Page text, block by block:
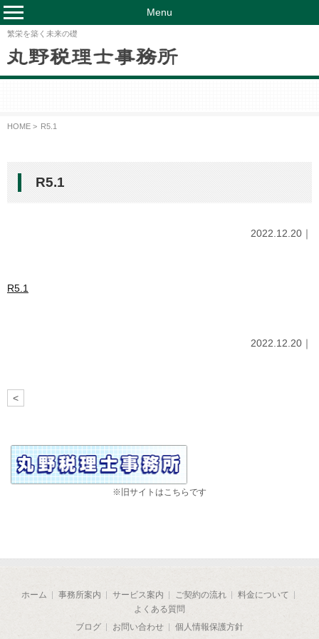
繁栄を築く未来の礎
Menu
HOME > R5.1
R5.1
2022.12.20｜
R5.1
2022.12.20｜
<
※旧サイトはこちらです
ホーム 事務所案内 サービス案内 ご契約の流れ
料金について
よくある質問
ブログ
お問い合わせ 個人情報保護方針